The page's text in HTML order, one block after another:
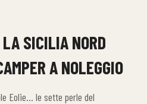
SICILIA NORD
A NOLEGGIO
Eolie… le sette perle del